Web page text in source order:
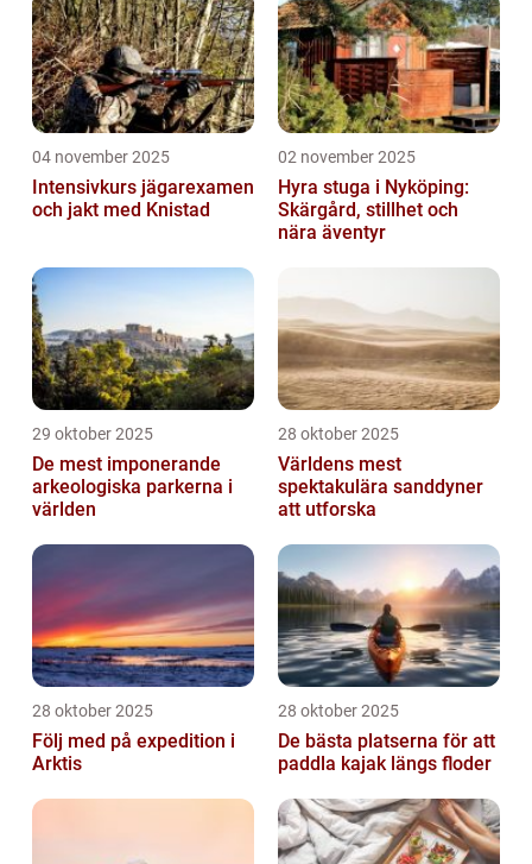
04 november 2025
Intensivkurs jägarexamen
och jakt med Knistad
02 november 2025
Hyra stuga i Nyköping:
Skärgård, stillhet och
nära äventyr
29 oktober 2025
De mest imponerande
arkeologiska parkerna i
världen
28 oktober 2025
Världens mest
spektakulära sanddyner
att utforska
28 oktober 2025
Följ med på expedition i
Arktis
28 oktober 2025
De bästa platserna för att
paddla kajak längs floder